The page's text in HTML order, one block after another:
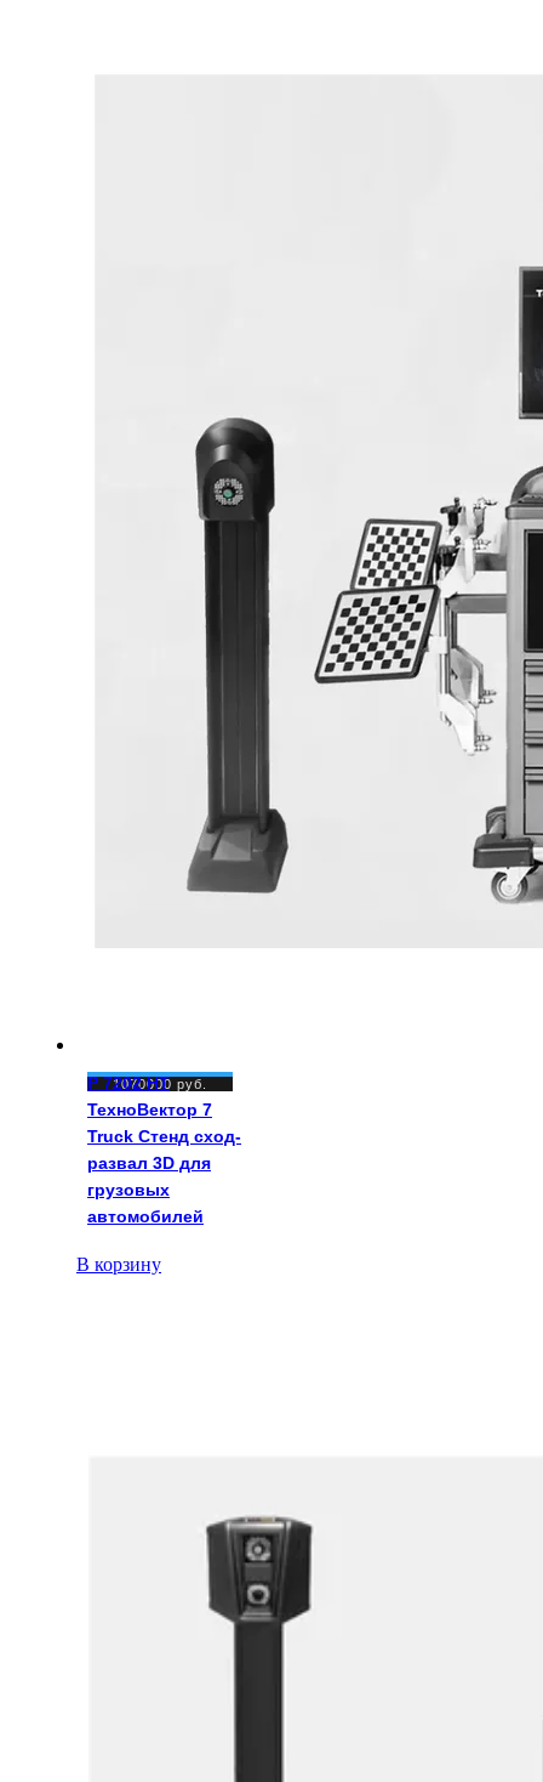
P 7202 HT
ТехноВектор 7
Truck Стенд сход-
развал 3D для
грузовых
автомобилей
1070000 руб.
В корзину